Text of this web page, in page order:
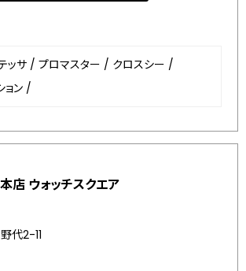
ッサ / プロマスター / クロスシー /
ョン /
店 ウォッチスクエア
代2-11